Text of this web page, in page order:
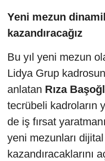
Yeni mezun
kazandıracağız
Bu yıl yeni mezun
Lidya Grup
anlatan Rıza
tecrübeli kadroların
de iş fırsat
yeni mezunları
kazandıracaklarını